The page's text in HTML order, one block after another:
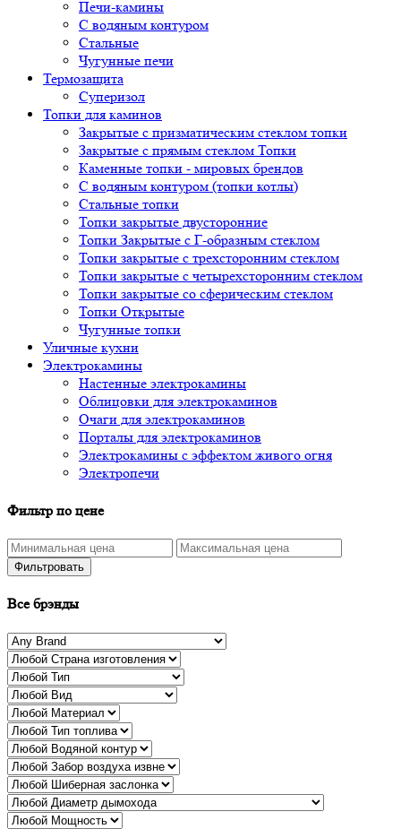
Печи-камины
С водяным контуром
Стальные
Чугунные печи
Термозащита
Суперизол
Топки для каминов
Закрытые с призматическим стеклом топки
Закрытые с прямым стеклом Топки
Каменные топки - мировых брендов
С водяным контуром (топки котлы)
Стальные топки
Топки закрытые двусторонние
Топки Закрытые с Г-образным стеклом
Топки закрытые с трехсторонним стеклом
Топки закрытые с четырехсторонним стеклом
Топки закрытые со сферическим стеклом
Топки Открытые
Чугунные топки
Уличные кухни
Электрокамины
Настенные электрокамины
Облицовки для электрокаминов
Очаги для электрокаминов
Порталы для электрокаминов
Электрокамины с эффектом живого огня
Электропечи
Фильтр по цене
Фильтровать
Все брэнды